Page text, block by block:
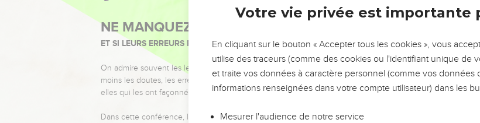
NE MANQUEZ PAS L’ÉVÉNEMENT DE L’ANNÉE !
ET SI LEURS ERREURS POUVAIENT VOUS ÉVITER LES VOTRES ?
On admire souvent les leaders pour leurs réussites, leur impact, leur foi ou leur vision. Mais on voit
moins les doutes, les erreurs et les saisons difficiles qu'ils ont traversés, alors même que ce sont
elles qui les ont façonnés.
Dans cette conférence, leaders, entrepreneurs, et responsables reviennent sur les erreurs
Votre vie privée est importante
En cliquant sur le bouton « Accepter tous les cookies », vous
utilise des traceurs (comme des cookies ou l'identifiant unique de
et traite vos données à caractère personnel (comme vos données
informations renseignées dans votre compte utilisateur) dans les
Mesurer l'audience de notre service